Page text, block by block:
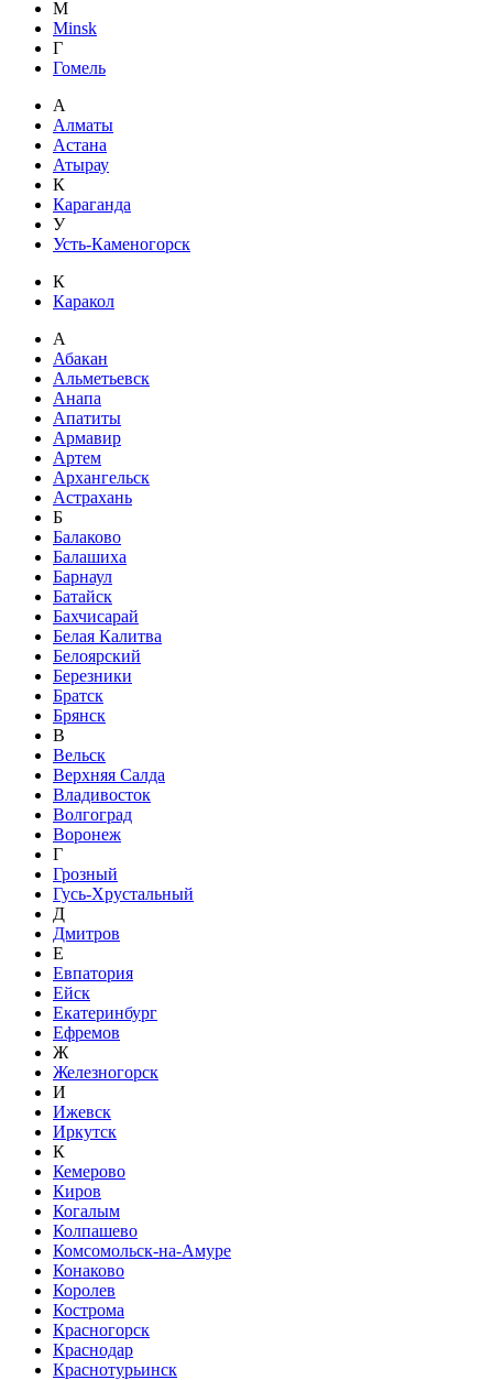
M
Minsk
Г
Гомель
А
Алматы
Астана
Атырау
К
Караганда
У
Усть-Каменогорск
К
Каракол
А
Абакан
Альметьевск
Анапа
Апатиты
Армавир
Артем
Архангельск
Астрахань
Б
Балаково
Балашиха
Барнаул
Батайск
Бахчисарай
Белая Калитва
Белоярский
Березники
Братск
Брянск
В
Вельск
Верхняя Салда
Владивосток
Волгоград
Воронеж
Г
Грозный
Гусь-Хрустальный
Д
Дмитров
Е
Евпатория
Ейск
Екатеринбург
Ефремов
Ж
Железногорск
И
Ижевск
Иркутск
К
Кемерово
Киров
Когалым
Колпашево
Комсомольск-на-Амуре
Конаково
Королев
Кострома
Красногорск
Краснодар
Краснотурьинск